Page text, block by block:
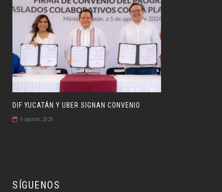
DIF YUCATÁN Y UBER SIGNAN CONVENIO
6 agosto, 2026
SÍGUENOS